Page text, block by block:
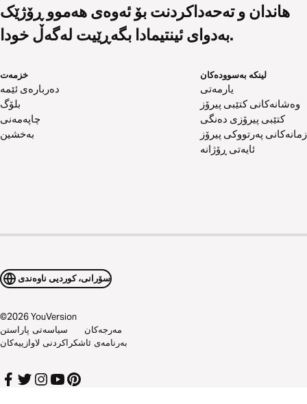
هاندان و تەحەداکردنت بۆ ئەوەی هەموو ڕۆژێک
بەدوای ئینتیمادا بگەڕێیت لەگەڵ خودا.
خزمەت
دەربارەی ئێمە
بلۆگ
چاپەمەنی
بەخشین
لینکە بەسوودەکان
یارمەتی
وەشانەکانی کتێبی پیرۆز
کتێبی پیرۆزی دەنگی
زمانەکانی پەرتووکی پیرۆز
ئایەتی ڕۆژانە
سۆرانی، کوردیی ناوەندی
©2026YouVersion
سیاسەتی پاراستن
مەرجەکان
بەرنامەی ئاشکراکردنی لاوازییەکان